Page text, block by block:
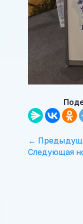
←
Следующая